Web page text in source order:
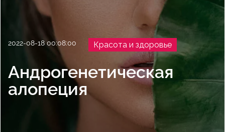
2022-08-18 00:08:00 Красота и здоровье
Андрогенетическая
алопеция